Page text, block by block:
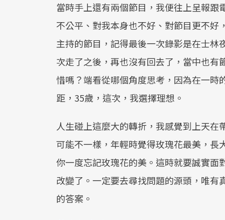
當時手上還有兩個節目，我便往上呈報
不公平、對我本身也不好、對節目更不
主持的節目，記得最後一次錄影是在士
次走了之後，再也沒有回去了，當中也
惜嗎？端看從哪個角度思考，因為在一
距，35歲，這次，我選擇理想。
人生碰上這麼大的轉折，我感覺到上天
可能不一樣，年輕時覺得玫瑰花最美，
你一度忘記玫瑰花的美。這時就要誠實
改變了。一定要去尋找問題的源頭，唯
的答案。